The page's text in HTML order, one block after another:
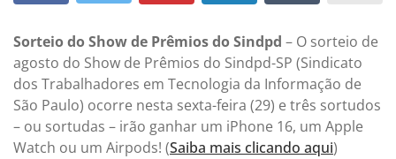
Sorteio do Show de Prêmios do Sindpd – O sorteio de
agosto do Show de Prêmios do Sindpd-SP (Sindicato
dos Trabalhadores em Tecnologia da Informação de
São Paulo) ocorre nesta sexta-feira (29) e três sortudos
– ou sortudas – irão ganhar um iPhone 16, um Apple
Watch ou um Airpods! (Saiba mais clicando aqui)